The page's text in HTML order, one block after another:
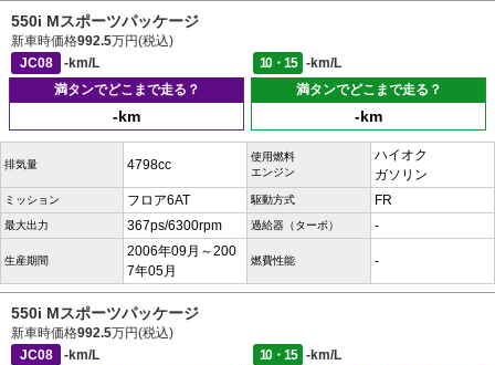
550i Mスポーツパッケージ
新車時価格992.5万円(税込)
JC08
-km/L 10・15
-km/L
満タンでどこまで走る？
-km
満タンでどこまで走る？
-km
排気量 4798cc
使用燃料
エンジン
ハイオク
ガソリン
ミッション フロア6AT 駆動方式 FR
最大出力 367ps/6300rpm 過給器（ターボ） -
生産期間
2006年09月～200
7年05月
燃費性能 -
550i Mスポーツパッケージ
新車時価格992.5万円(税込)
JC08
-km/L 10・15
-km/L